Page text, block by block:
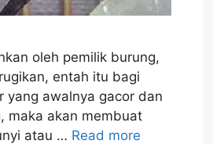
oleh pemilik burung,
entah itu bagi
yang awalnya gacor dan
maka akan membuat
atau … Read more